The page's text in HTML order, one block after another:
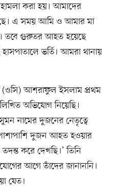
করা হয়। আমাদের
এ সময় আমি ও আমার মা
তবে গুরুতর আহত হয়েছে
ভর্তি। আমরা থানায়
(ওসি) আশরাফুল ইসলাম প্রথম
অভিযোগ নিয়েছি।
নামের দুজনের নেতৃত্বে
দুজন আহত হওয়ার
করে দেখছি।’ তিনি
আগে তাঁদের জানাননি।
যেত।